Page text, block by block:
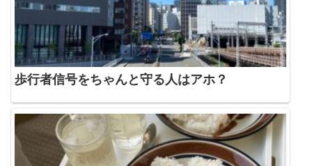
歩行者信号をちゃんと守る人はアホ？